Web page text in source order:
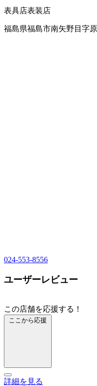
表具店表装店
福島県福島市南矢野目字
024-553-8556
ユーザーレビュー
この店舗を応援する！
ここから応援
詳細を見る